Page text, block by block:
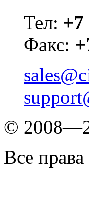
Тел: +7
Факс:
©
Все